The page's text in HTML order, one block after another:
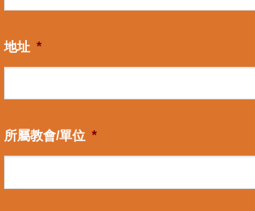
地址 *
所屬教會/單位 *